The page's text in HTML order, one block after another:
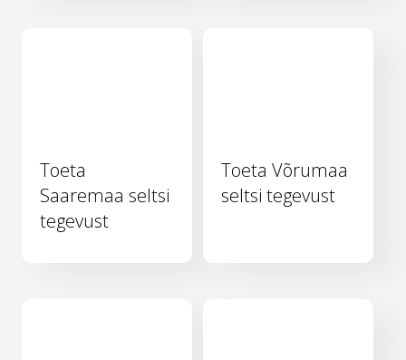
Toeta
Saaremaa seltsi
tegevust
Toeta Võrumaa
seltsi tegevust